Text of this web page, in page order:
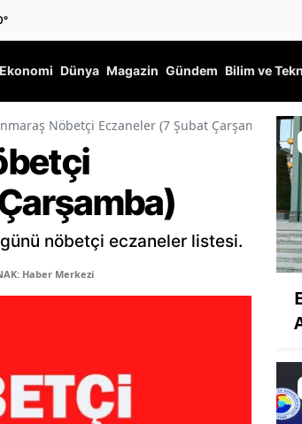
°
Ekonomi Dünya Magazin Gündem Bilim ve
Nöbetçi Eczaneler (7 Şubat Çarşamba)
nöbetçi eczaneler listesi.
Haber Merkezi